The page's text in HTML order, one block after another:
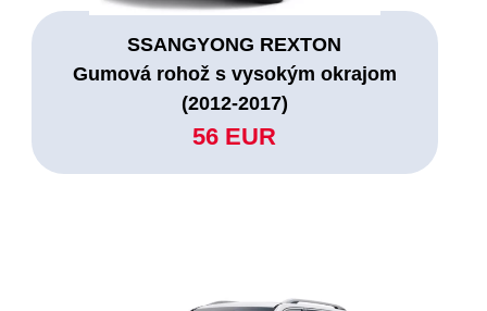
SSANGYONG REXTON
Gumová rohož s vysokým okrajom
(2012-2017)
56 EUR